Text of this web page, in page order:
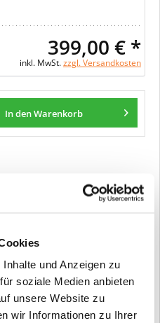
und Anzeigen zu
soziale Medien anbieten
unsere Website zu
wir Informationen zu Ihrer
399,00 € *
inkl. MwSt.zzgl. Versandkosten
In den Warenkorb
gefertigt. Daher ist er als
Anfertigung vom
/ der Rückgabe